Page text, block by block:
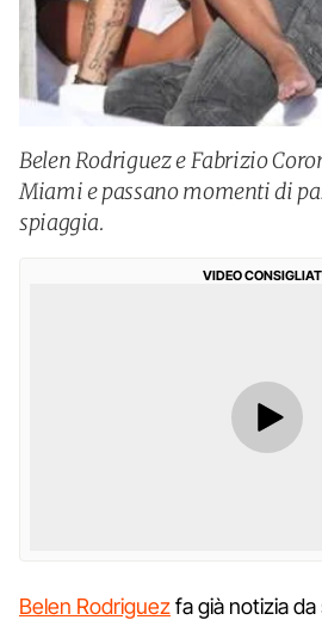
Belen Rodriguez e Fabrizio
Miami e passano momenti di
spiaggia.
VIDEO
Belen Rodriguezfa già notizia